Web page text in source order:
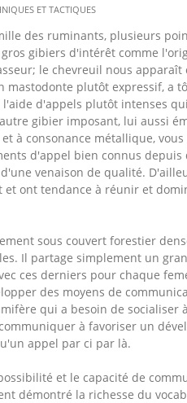
ET TACTIQUES
des ruminants, plusieurs
gibiers d'intérêt comme
le chevreuil nous apparaît
mastodonte plutôt expressif, a
d'appels plutôt intenses
gibier imposant, lui aussi
à consonance métallique,
d'appel bien connus
venaison de qualité.
et ont tendance à réunir et
sous couvert forestier
Il partage simplement un
ces derniers pour chaque
des moyens de
qui a besoin de socialiser
à favoriser un
appel par ci par là.
et le capacité de
démontré la richesse du